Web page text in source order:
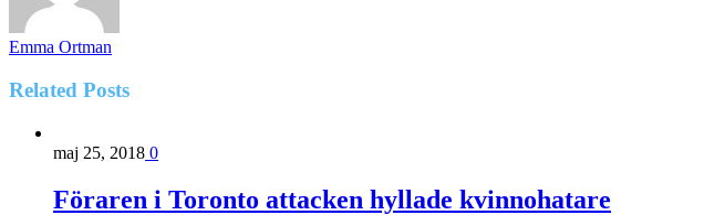
Emma Ortman
Related Posts
maj 25, 2018 0
Föraren i Toronto attacken hyllade kvinnohatare